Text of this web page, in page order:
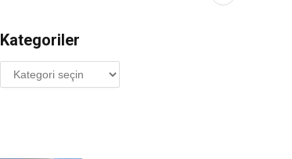
Kategoriler
Kategoriler